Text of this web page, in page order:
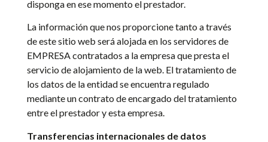
disponga en ese momento el prestador.
La información que nos proporcione tanto a través
de este sitio web será alojada en los servidores de
EMPRESA contratados a la empresa que presta el
servicio de alojamiento de la web. El tratamiento de
los datos de la entidad se encuentra regulado
mediante un contrato de encargado del tratamiento
entre el prestador y esta empresa.
Transferencias internacionales de datos